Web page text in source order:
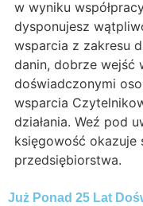
w wyniku
dysponujesz
wsparcia z zakresu
danin, dobrze
doświadczonymi
wsparcia
działania. Weź pod
księgowość okazuje
przedsiębiorstwa.
Już Ponad 25 Lat